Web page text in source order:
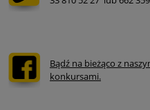
Bądź na bieżąco z
konkursami.